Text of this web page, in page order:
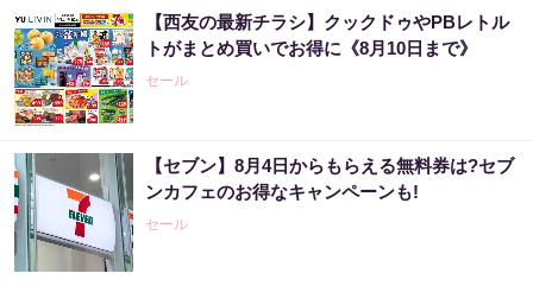
【西友の最新チラシ】クックドゥやPBレトル
トがまとめ買いでお得に《8月10日まで》
セール
【セブン】8月4日からもらえる無料券は?セブ
ンカフェのお得なキャンペーンも!
セール